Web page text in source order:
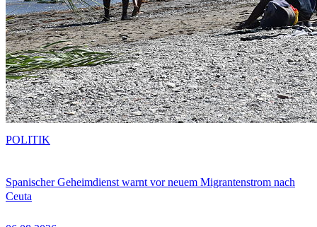
Spanischer Geheimdienst warnt vor neuem Migrantenstrom nach
Ceuta
POLITIK